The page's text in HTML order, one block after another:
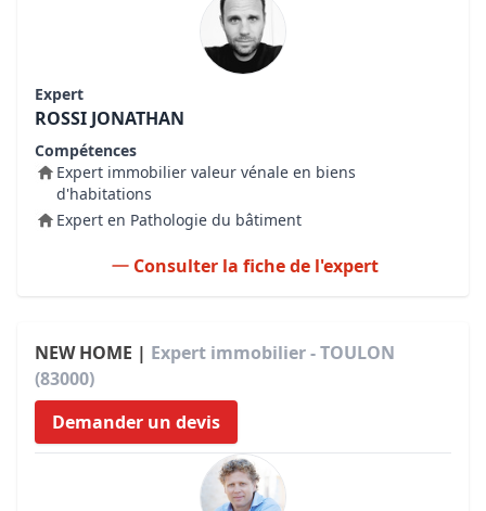
Expert
ROSSI JONATHAN
Compétences
Expert immobilier valeur vénale en biens
d'habitations
Expert en Pathologie du bâtiment
Consulter la fiche de l'expert
NEW HOME | Expert immobilier - TOULON
(83000)
Demander un devis